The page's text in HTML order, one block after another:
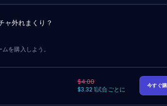
ャ外れまくり？
を購入しよう。
$4.00
$3.32 1試合ごとに
今すぐ